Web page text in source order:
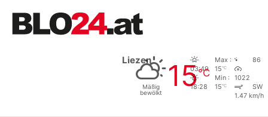
Liezen
Mäßig
bewölkt
15°C
03:49
18:28
Max :
15°C
Min :
15°C
86
1022
SW
1.47 km/h